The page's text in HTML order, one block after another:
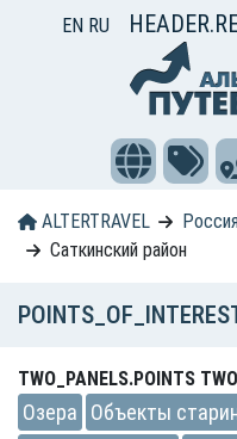
EN RU
ALTERTRAVEL
Саткинский район
TWO_PANELS.POINTS
Озера Объекты